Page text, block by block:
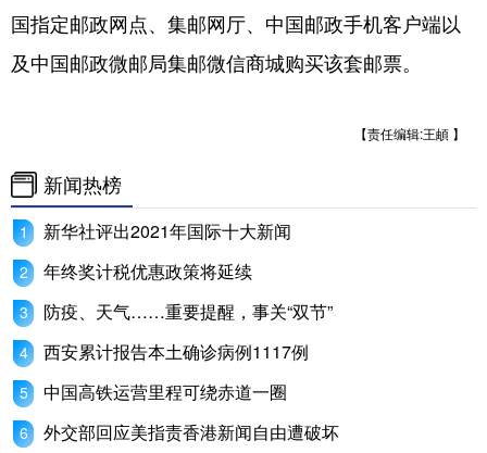
国指定邮政网点、集邮网厅、中国邮政手机客户端以
及中国邮政微邮局集邮微信商城购买该套邮票。
【责任编辑:王頔 】
新闻热榜
新华社评出2021年国际十大新闻
年终奖计税优惠政策将延续
防疫、天气……重要提醒，事关“双节”
西安累计报告本土确诊病例1117例
中国高铁运营里程可绕赤道一圈
外交部回应美指责香港新闻自由遭破坏